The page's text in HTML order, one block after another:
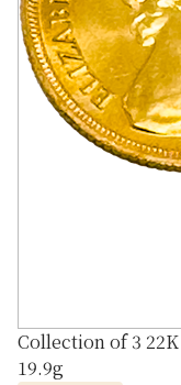
Collection of 3
19.9g